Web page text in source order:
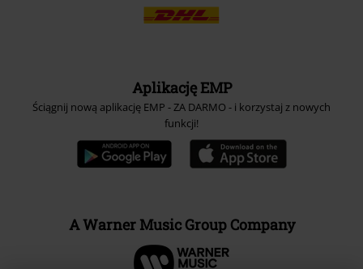
Aplikację EMP
Ściągnij nową aplikację EMP - ZA DARMO - i korzystaj z nowych
funkcji!
A Warner Music Group Company